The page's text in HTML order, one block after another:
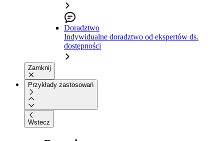
Doradztwo
Indywidualne doradztwo od ekspertów ds.
dostępności
Zamknij
Przykłady zastosowań
Wstecz